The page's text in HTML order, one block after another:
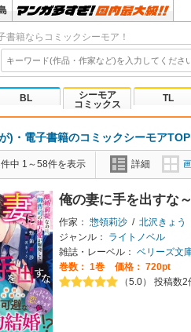
書籍ならコミックシーモア！
BL
シーモア
コミックス
TL
)・電子書籍のコミックシーモアTOP
中 1～58件を表示 詳細
俺の妻に手を出すな
作家： 惣領莉沙 / 北沢きょう
ジャンル：
ライトノベル
雑誌・レーベル： ベリーズ文
巻数： 1巻
価格： 720pt
（5.0） 投稿数2